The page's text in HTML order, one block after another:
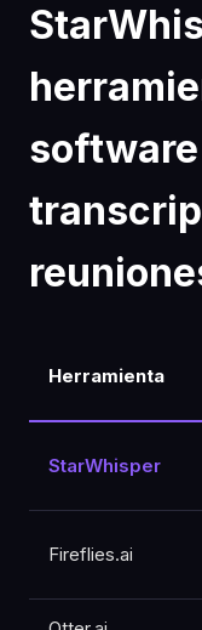
Herramienta
StarWhisper
Fireflies.ai